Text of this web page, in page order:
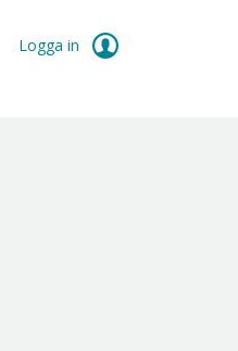
Logga in